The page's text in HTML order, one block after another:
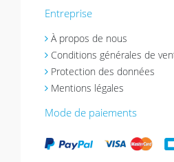
Entreprise
À propos de nous
Conditions générales de
Protection des données
Mentions légales
Mode de paiements